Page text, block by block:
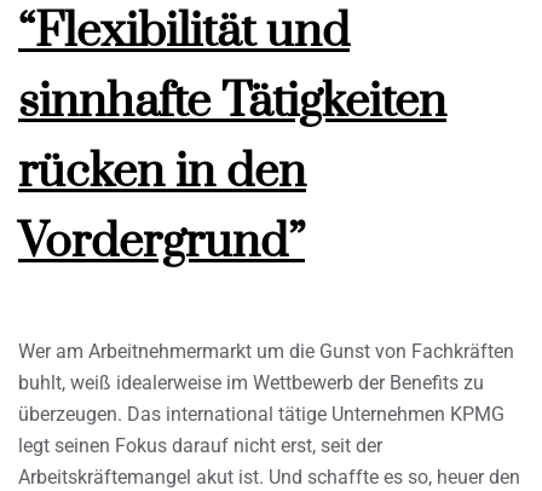
“Flexibilität und
sinnhafte Tätigkeiten
rücken in den
Vordergrund”
Wer am Arbeitnehmermarkt um die Gunst von Fachkräften
buhlt, weiß idealerweise im Wettbewerb der Benefits zu
überzeugen. Das international tätige Unternehmen KPMG
legt seinen Fokus darauf nicht erst, seit der
Arbeitskräftemangel akut ist. Und schaffte es so, heuer den